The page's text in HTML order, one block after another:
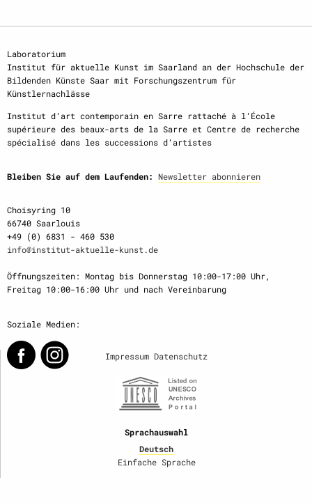
Laboratorium
Institut für aktuelle Kunst im Saarland an der Hochschule der
Bildenden Künste Saar mit Forschungszentrum für
Künstlernachlässe
Institut d‘art contemporain en Sarre rattaché à l‘École
supérieure des beaux-arts de la Sarre et Centre de recherche
spécialisé dans les successions d‘artistes
Bleiben Sie auf dem Laufenden: Newsletter abonnieren
Choisyring 10
66740 Saarlouis
+49 (0) 6831 - 460 530
info@institut-aktuelle-kunst.de
Öffnungszeiten: Montag bis Donnerstag 10:00-17:00 Uhr,
Freitag 10:00-16:00 Uhr und nach Vereinbarung
Soziale Medien:
Impressum Datenschutz
Sprachauswahl
Deutsch
Einfache Sprache